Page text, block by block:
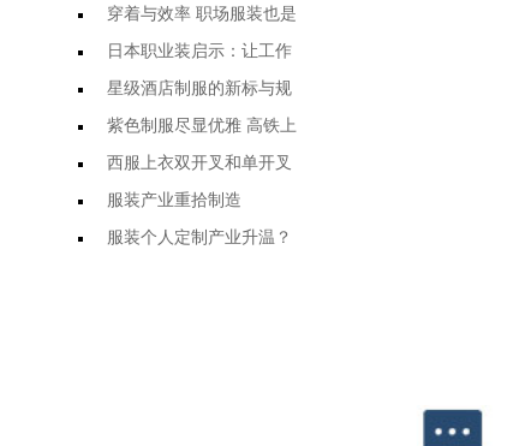
穿着与效率 职场服装也是
日本职业装启示：让工作
星级酒店制服的新标与规
紫色制服尽显优雅 高铁上
西服上衣双开叉和单开叉
服装产业重拾制造
服装个人定制产业升温？